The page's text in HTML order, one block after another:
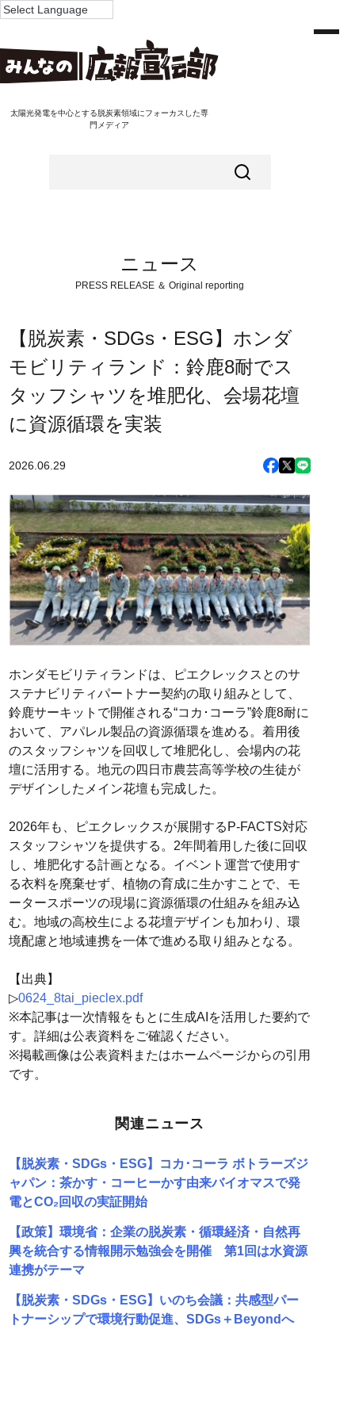
太陽光発電を中心とする脱炭素領域にフォーカスした専
門メディア
ニュース
PRESS RELEASE ＆ Original reporting
【脱炭素・SDGs・ESG】ホンダ
モビリティランド：鈴鹿8耐でス
タッフシャツを堆肥化、会場花壇
に資源循環を実装
2026.06.29
ホンダモビリティランドは、ピエクレックスとのサ
ステナビリティパートナー契約の取り組みとして、
鈴鹿サーキットで開催される“コカ･コーラ”鈴鹿8耐に
おいて、アパレル製品の資源循環を進める。着用後
のスタッフシャツを回収して堆肥化し、会場内の花
壇に活用する。地元の四日市農芸高等学校の生徒が
デザインしたメイン花壇も完成した。
2026年も、ピエクレックスが展開するP-FACTS対応
スタッフシャツを提供する。2年間着用した後に回収
し、堆肥化する計画となる。イベント運営で使用す
る衣料を廃棄せず、植物の育成に生かすことで、モ
ータースポーツの現場に資源循環の仕組みを組み込
む。地域の高校生による花壇デザインも加わり、環
境配慮と地域連携を一体で進める取り組みとなる。
【出典】
▷0624_8tai_pieclex.pdf
※本記事は一次情報をもとに生成AIを活用した要約で
す。詳細は公表資料をご確認ください。
※掲載画像は公表資料またはホームページからの引用
です。
関連ニュース
【脱炭素・SDGs・ESG】コカ･コーラ ボトラーズジ
ャパン：茶かす・コーヒーかす由来バイオマスで発
電とCO₂回収の実証開始
【政策】環境省：企業の脱炭素・循環経済・自然再
興を統合する情報開示勉強会を開催 第1回は水資源
連携がテーマ
【脱炭素・SDGs・ESG】いのち会議：共感型パー
トナーシップで環境行動促進、SDGs＋Beyondへ